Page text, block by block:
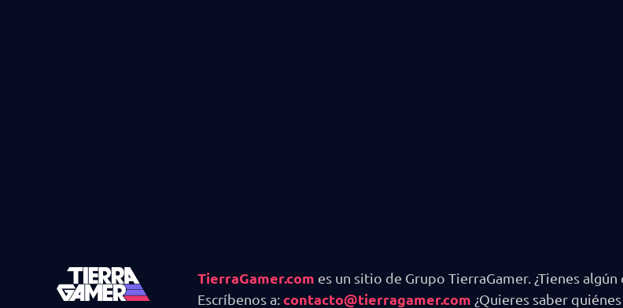
TierraGamer.com es un sitio de Grupo TierraGamer. ¿Tienes
Escríbenos a:contacto@tierragamer.com ¿Quieres saber